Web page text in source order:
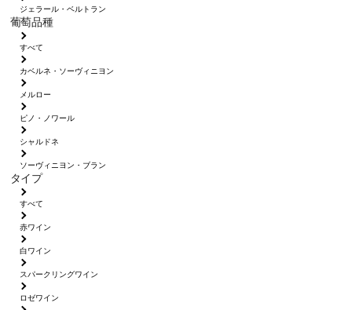
ジェラール・ベルトラン
葡萄品種
すべて
カベルネ・ソーヴィニヨン
メルロー
ピノ・ノワール
シャルドネ
ソーヴィニヨン・ブラン
タイプ
すべて
赤ワイン
白ワイン
スパークリングワイン
ロゼワイン